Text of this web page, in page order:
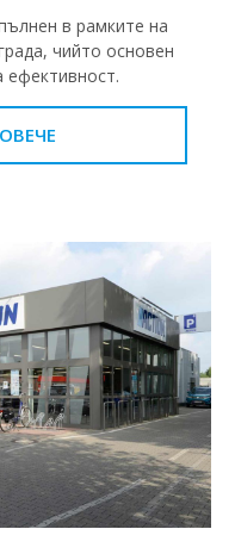
в рамките на
чийто основен
ефективност.